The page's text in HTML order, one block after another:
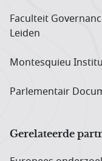
Faculteit
Leiden
Montesquieu
Parlementair
Gerelateerde